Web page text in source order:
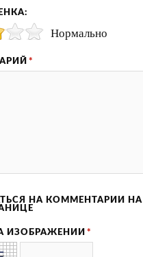
Нормально
*
НА КОММЕНТАРИИ НА
ИЗОБРАЖЕНИИ *